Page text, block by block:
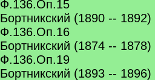
Ф.136.Оп.15
Бортникский (1890 --
Ф.136.Оп.16
Бортникский (1874 --
Ф.136.Оп.19
Бортникский (1893 --